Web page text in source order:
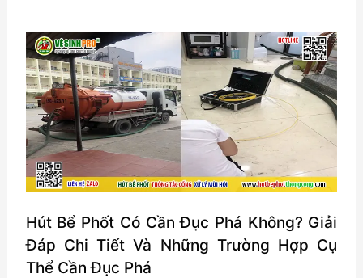
Giải
Pháp
Ngăn
Mùi
Hôi
Và
Tắc
Nghẽn
Ngay
Từ
Đầu
Hút Bể Phốt Có Cần Đục Phá Không? Giải
Đáp Chi Tiết Và Những Trường Hợp Cụ
Thể Cần Đục Phá